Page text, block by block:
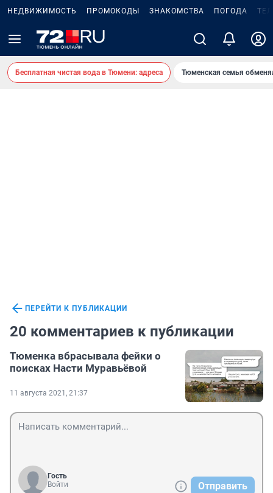
НЕДВИЖИМОСТЬ ПРОМОКОДЫ ЗНАКОМСТВА ПОГОДА
Бесплатная чистая вода в Тюмени: адреса Тюменская семья
ПЕРЕЙТИ К ПУБЛИКАЦИИ
20 комментариев к публикации
Тюменка вбрасывала фейки о
поисках Насти Муравьёвой
11 августа 2021, 21:37
Гость
Войти
Отправить